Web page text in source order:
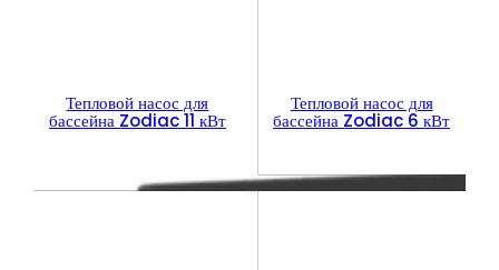
Тепловой насос для
бассейна Zodiac 11 кВт
Тепловой насос для
бассейна Zodiac 6 кВт